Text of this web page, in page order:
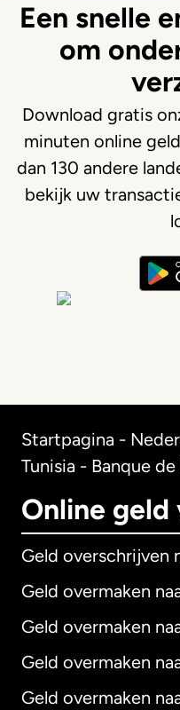
Een snelle
om
Download gratis
minuten online
dan 130 andere
bekijk uw
Startpagina -
Tunisia - Banque
Online geld
Geld overschrijven
Geld overmaken
Geld overmaken
Geld overmaken
Geld overmaken